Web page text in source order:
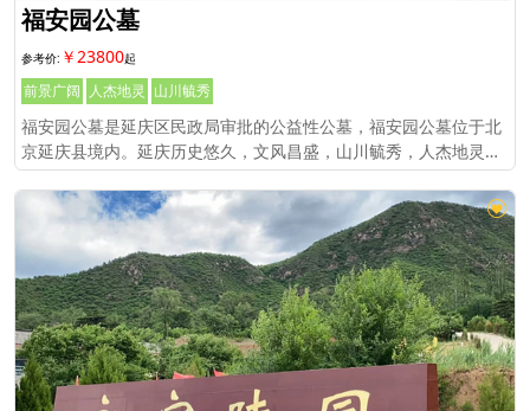
福安园公墓
￥23800
前景广阔 人杰地灵 山川毓秀
福安园公墓是延庆区民政局审批的公益性公墓，福安园公墓位于北
京延庆县境内。延庆历史悠久，文风昌盛，山川毓秀，人杰地灵。
境内北有炎黄联盟的阪泉之野，中流因舜帝而得名的九曲妫水，南
跃驰名中外的八达岭长城，这